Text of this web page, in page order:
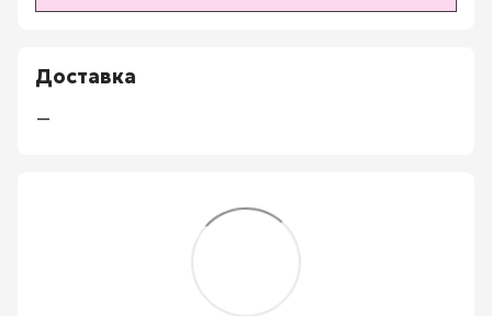
Доставка